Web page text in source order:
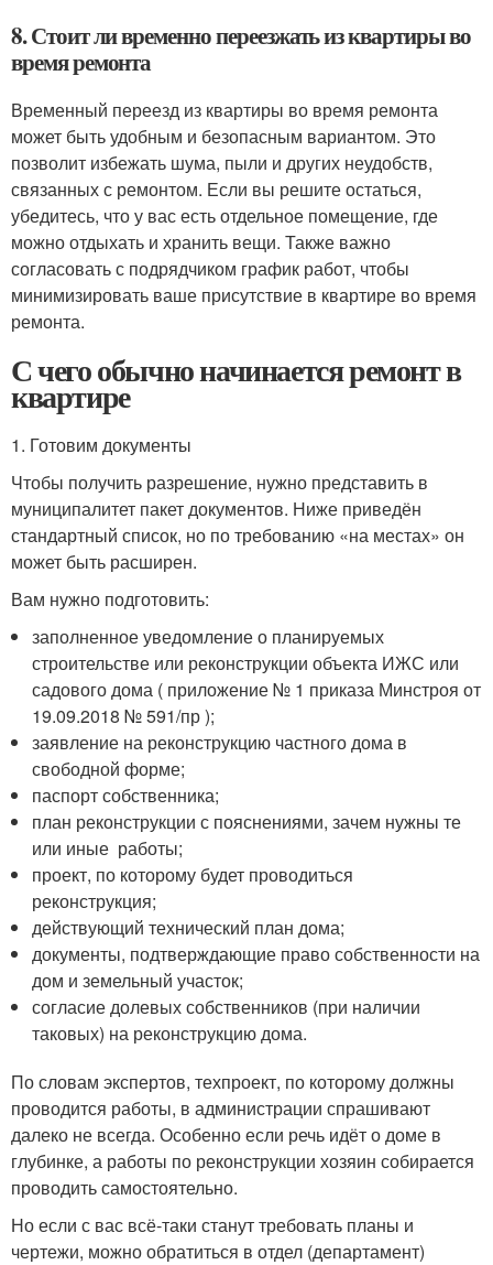
8. Стоит ли временно переезжать из квартиры во
время ремонта
Временный переезд из квартиры во время ремонта
может быть удобным и безопасным вариантом. Это
позволит избежать шума, пыли и других неудобств,
связанных с ремонтом. Если вы решите остаться,
убедитесь, что у вас есть отдельное помещение, где
можно отдыхать и хранить вещи. Также важно
согласовать с подрядчиком график работ, чтобы
минимизировать ваше присутствие в квартире во время
ремонта.
С чего обычно начинается ремонт в
квартире
1. Готовим документы
Чтобы получить разрешение, нужно представить в
муниципалитет пакет документов. Ниже приведён
стандартный список, но по требованию «на местах» он
может быть расширен.
Вам нужно подготовить:
заполненное уведомление о планируемых
строительстве или реконструкции объекта ИЖС или
садового дома ( приложение № 1 приказа Минстроя от
19.09.2018 № 591/пр );
заявление на реконструкцию частного дома в
свободной форме;
паспорт собственника;
план реконструкции с пояснениями, зачем нужны те
или иные работы;
проект, по которому будет проводиться
реконструкция;
действующий технический план дома;
документы, подтверждающие право собственности на
дом и земельный участок;
согласие долевых собственников (при наличии
таковых) на реконструкцию дома.
По словам экспертов, техпроект, по которому должны
проводится работы, в администрации спрашивают
далеко не всегда. Особенно если речь идёт о доме в
глубинке, а работы по реконструкции хозяин собирается
проводить самостоятельно.
Но если с вас всё-таки станут требовать планы и
чертежи, можно обратиться в отдел (департамент)